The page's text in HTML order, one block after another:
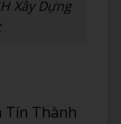
Xây Dựng
Tín Thành